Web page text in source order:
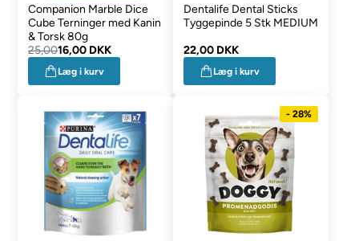
Companion Marble Dice
Cube Terninger med Kanin
& Torsk 80g
25,0016,00 DKK
Læg i kurv
Dentalife Dental Sticks
Tyggepinde 5 Stk MEDIUM
22,00 DKK
Læg i kurv
- 28%